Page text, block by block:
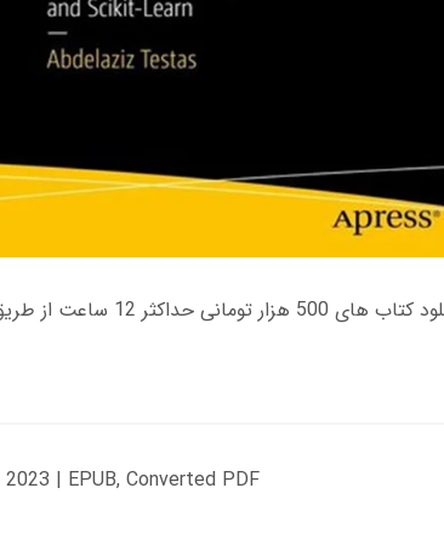
زمان تحویل کتاب های 600 هزار تومانی دانلود فوری از حساب کاربری می باشد، و زمان
| EPUB, Converted PDF